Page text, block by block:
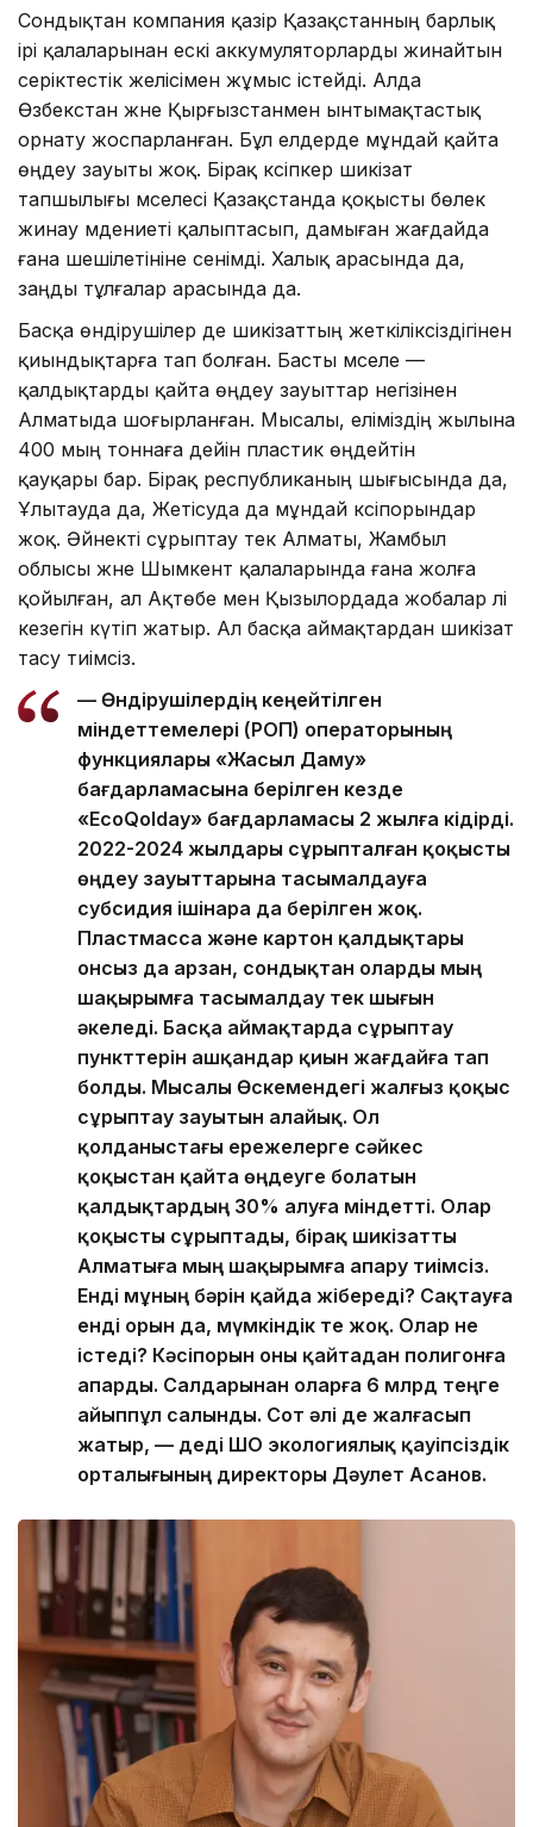
Сондықтан компания қазір Қазақстанның барлық
ірі қалаларынан ескі аккумуляторларды жинайтын
серіктестік желісімен жұмыс істейді. Алда
Өзбекстан және Қырғызстанмен ынтымақтастық
орнату жоспарланған. Бұл елдерде мұндай қайта
өңдеу зауыты жоқ. Бірақ кәсіпкер шикізат
тапшылығы мәселесі Қазақстанда қоқысты бөлек
жинау мәдениеті қалыптасып, дамыған жағдайда
ғана шешілетініне сенімді. Халық арасында да,
заңды тұлғалар арасында да.
Басқа өндірушілер де шикізаттың жеткіліксіздігінен
қиындықтарға тап болған. Басты мәселе —
қалдықтарды қайта өңдеу зауыттар негізінен
Алматыда шоғырланған. Мысалы, еліміздің жылына
400 мың тоннаға дейін пластик өңдейтін
қауқары бар. Бірақ республиканың шығысында да,
Ұлытауда да, Жетісуда да мұндай кәсіпорындар
жоқ. Әйнекті сұрыптау тек Алматы, Жамбыл
облысы және Шымкент қалаларында ғана жолға
қойылған, ал Ақтөбе мен Қызылордада жобалар әлі
кезегін күтіп жатыр. Ал басқа аймақтардан шикізат
тасу тиімсіз.
— Өндірушілердің кеңейтілген
міндеттемелері (РОП) операторының
функциялары «Жасыл Даму»
бағдарламасына берілген кезде
«EcoQolday» бағдарламасы 2 жылға кідірді.
2022-2024 жылдары сұрыпталған қоқысты
өңдеу зауыттарына тасымалдауға
субсидия ішінара да берілген жоқ.
Пластмасса және картон қалдықтары
онсыз да арзан, сондықтан оларды мың
шақырымға тасымалдау тек шығын
әкеледі. Басқа аймақтарда сұрыптау
пункттерін ашқандар қиын жағдайға тап
болды. Мысалы Өскемендегі жалғыз қоқыс
сұрыптау зауытын алайық. Ол
қолданыстағы ережелерге сәйкес
қоқыстан қайта өңдеуге болатын
қалдықтардың 30% алуға міндетті. Олар
қоқысты сұрыптады, бірақ шикізатты
Алматыға мың шақырымға апару тиімсіз.
Енді мұның бәрін қайда жібереді? Сақтауға
енді орын да, мүмкіндік те жоқ. Олар не
істеді? Кәсіпорын оны қайтадан полигонға
апарды. Салдарынан оларға 6 млрд теңге
айыппұл салынды. Сот әлі де жалғасып
жатыр, — деді ШҚО экологиялық қауіпсіздік
орталығының директоры Дәулет Асанов.